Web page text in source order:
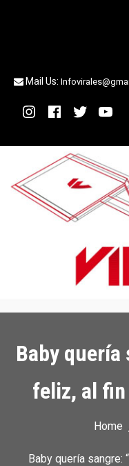
Mail Us:
Baby quería
feliz, al
Home
Baby quería